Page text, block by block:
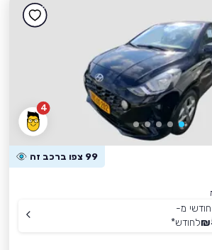
4
99 צפו ברכב זה
מ-
₪לחודש*